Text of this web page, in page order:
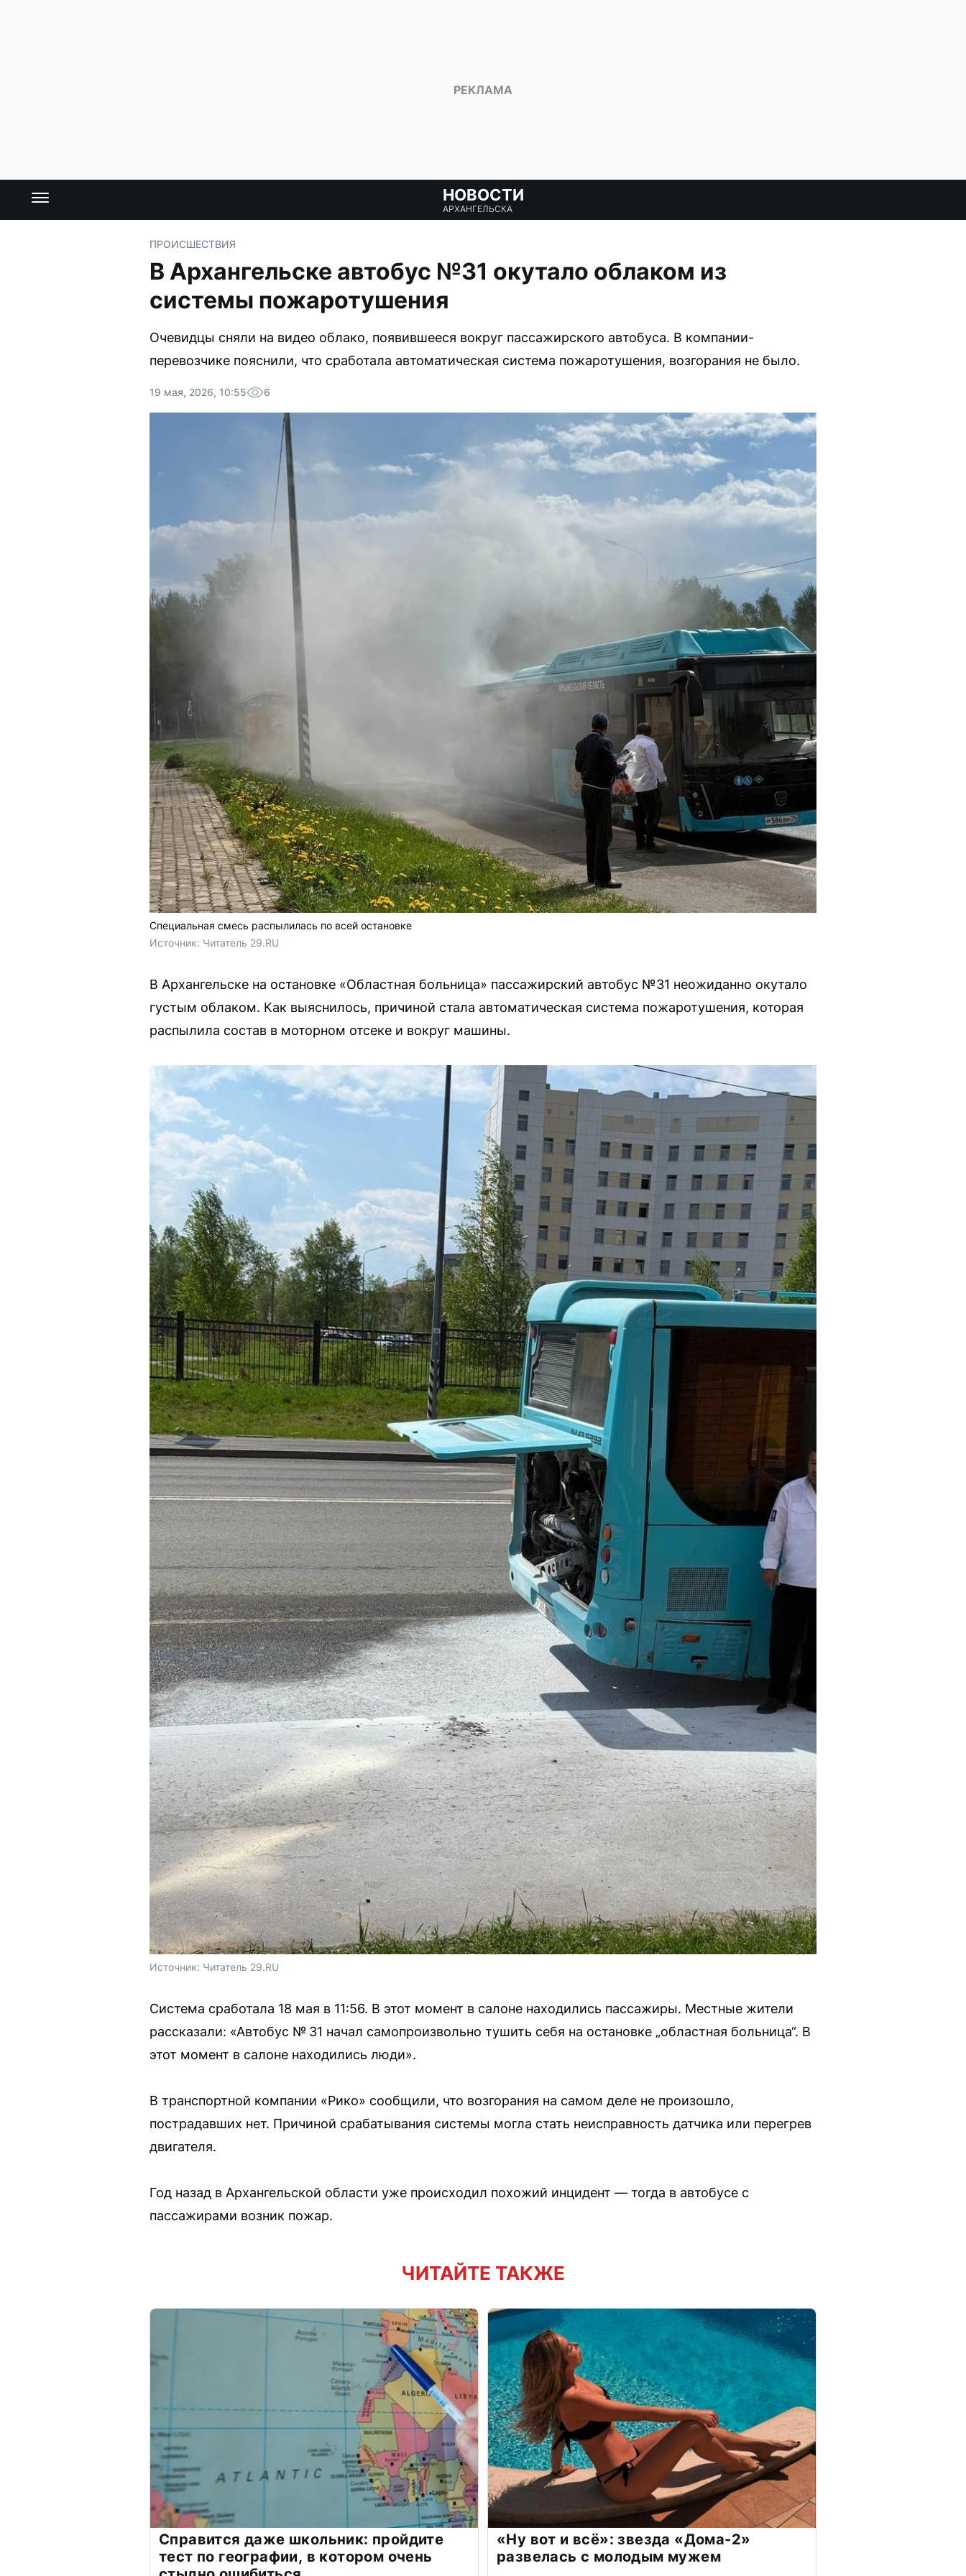
НОВОСТИ
АРХАНГЕЛЬСКА
ПРОИСШЕСТВИЯ
В Архангельске автобус №31 окутало облаком из
системы пожаротушения
Очевидцы сняли на видео облако, появившееся вокруг пассажирского автобуса. В компании-
перевозчике пояснили, что сработала автоматическая система пожаротушения, возгорания не было.
19 мая, 2026, 10:55 6
Специальная смесь распылилась по всей остановке
Источник: Читатель 29.RU
В Архангельске на остановке «Областная больница» пассажирский автобус №31 неожиданно окутало
густым облаком. Как выяснилось, причиной стала автоматическая система пожаротушения, которая
распылила состав в моторном отсеке и вокруг машины.
Источник: Читатель 29.RU
Система сработала 18 мая в 11:56. В этот момент в салоне находились пассажиры. Местные жители
рассказали: «Автобус № 31 начал самопроизвольно тушить себя на остановке „областная больница“. В
этот момент в салоне находились люди».
В транспортной компании «Рико» сообщили, что возгорания на самом деле не произошло,
пострадавших нет. Причиной срабатывания системы могла стать неисправность датчика или перегрев
двигателя.
Год назад в Архангельской области уже происходил похожий инцидент — тогда в автобусе с
пассажирами возник пожар.
ЧИТАЙТЕ ТАКЖЕ
Справится даже школьник: пройдите
тест по географии, в котором очень
«Ну вот и всё»: звезда «Дома-2»
развелась с молодым мужем